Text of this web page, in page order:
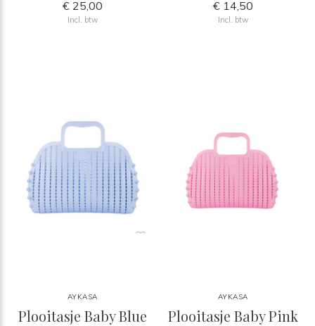
€ 25,00
Incl. btw
€ 14,50
Incl. btw
AYKASA
Plooitasje Baby Blue
AYKASA
Plooitasje Baby Pink